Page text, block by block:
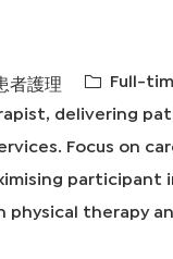
者護理
工
作
型
Full-
delivering
Focus on
participant
physical therapy